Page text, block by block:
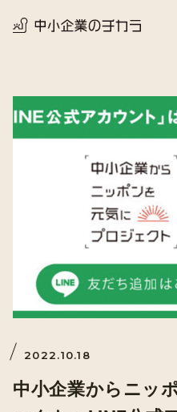
2022.10.18
中小企業からニッ